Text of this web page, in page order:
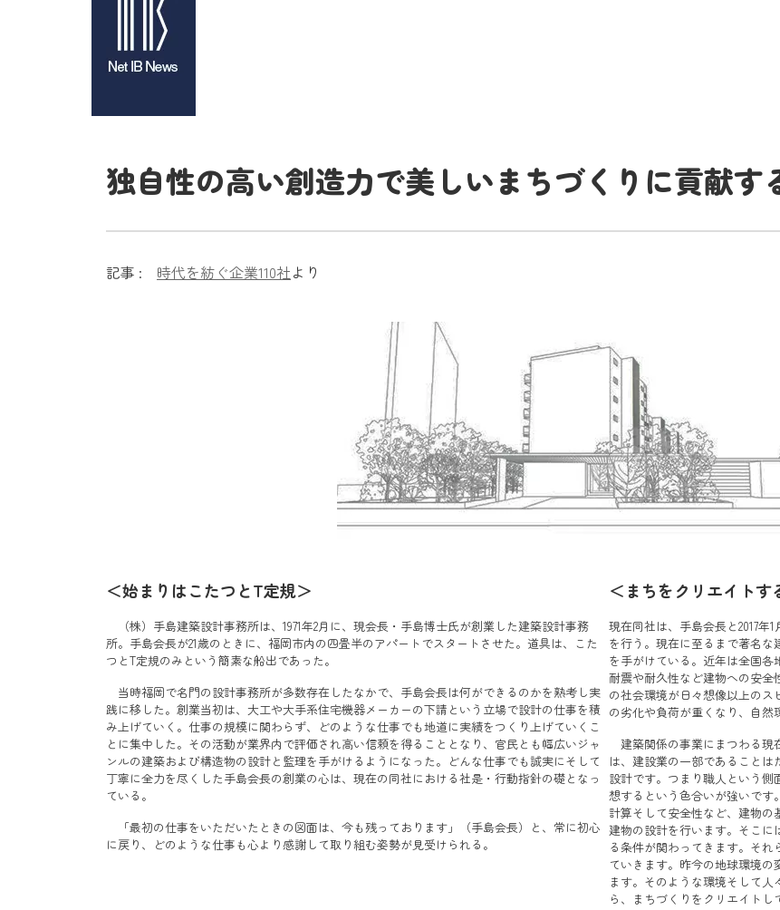
独自性の高い創造力で美しいまちづくりに貢献す
記事 : 時代を紡ぐ企業110社より
＜始まりはこたつとT定規＞
（株）手島建築設計事務所は、1971年2月に、現会長・手島博士氏が創業した建築設計事務
所。手島会長が21歳のときに、福岡市内の四畳半のアパートでスタートさせた。道具は、こた
つとT定規のみという簡素な船出であった。
当時福岡で名門の設計事務所が多数存在したなかで、手島会長は何ができるのかを熟考し実
践に移した。創業当初は、大工や大手系住宅機器メーカーの下請という立場で設計の仕事を積
み上げていく。仕事の規模に関わらず、どのような仕事でも地道に実績をつくり上げていくこ
とに集中した。その活動が業界内で評価され高い信頼を得ることとなり、官民とも幅広いジャ
ンルの建築および構造物の設計と監理を手がけるようになった。どんな仕事でも誠実にそして
丁寧に全力を尽くした手島会長の創業の心は、現在の同社における社是・行動指針の礎となっ
ている。
「最初の仕事をいただいたときの図面は、今も残っております」（手島会長）と、常に初心
に戻り、どのような仕事も心より感謝して取り組む姿勢が見受けられる。
＜まちをクリエイトす
現在同社は、手島会長と2017年
を行う。現在に至るまで著名
を手がけている。近年は全国
耐震や耐久性など建物への安全
の社会環境が日々想像以上の
の劣化や負荷が重くなり、自然
建築関係の事業にまつわる現
は、建設業の一部であること
設計です。つまり職人という
想するという色合いが強いで
計算そして安全性など、建物
建物の設計を行います。そこに
る条件が関わってきます。そ
ていきます。昨今の地球環境
ます。そのような環境そして
ら、まちづくりをクリエイト